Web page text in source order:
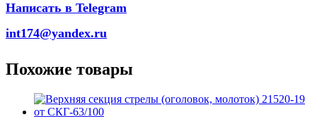
Написать в Telegram
int174@yandex.ru
Похожие товары